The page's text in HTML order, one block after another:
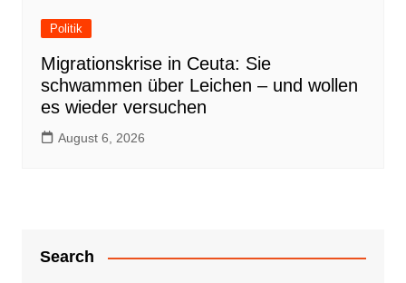
Politik
Migrationskrise in Ceuta: Sie
schwammen über Leichen – und wollen
es wieder versuchen
August 6, 2026
Search